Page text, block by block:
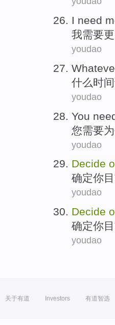
I need
我需要
youdao
什么时间
youdao
You
您需要为
youdao
Decide
确定你
youdao
Decide
确定你
youdao
关于有道 Investors 有道智选